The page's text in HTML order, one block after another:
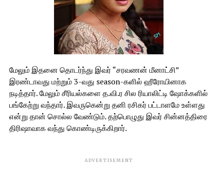
மேலும் இதனை தொடர்ந்து இவர் “சரவணன் மீனாட்சி”
இரண்டாவது மற்றும் 3-வது season-களில் ஹீரோயினாக
நடித்தார். மேலும் சீரியல்களை த.வி.ர சில ரியாலிட்டி ஷோக்களில்
பங்கேற்று வந்தார். இவருகென்று தனி ரசிகர் பட்டாளமே உள்ளது
என்று தான் சொல்ல வேண்டும். தற்பொழுது இவர் சின்னத்திரை
திரிஷாவாக வந்து கொண்டிருக்கிறார்.
ADVERTISEMENT